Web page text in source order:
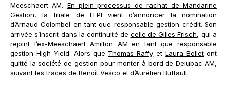
Meeschaert AM. En plein processus de rachat de Mandarine
Gestion, la filiale de LFPI vient d’annoncer la nomination
d’Arnaud Colombel en tant que responsable gestion crédit. Son
arrivée s’inscrit dans la continuité de celle de Gilles Frisch, qui a
rejoint l’ex-Meeschaert Amilton AM en tant que responsable
gestion High Yield. Alors que Thomas Raffy etLaura Bellet ont
quitté la société de gestion pour monter à bord de Delubac AM,
suivant les traces de Benoît Vesco et d’Aurélien Buffault.